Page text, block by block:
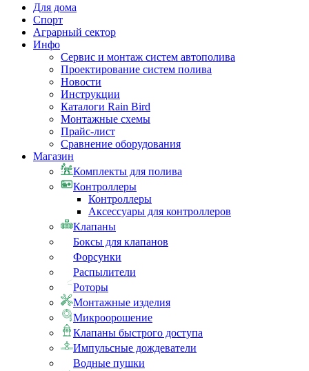
Для дома
Спорт
Аграрный сектор
Инфо
Сервис и монтаж систем автополива
Проектирование систем полива
Новости
Инструкции
Каталоги Rain Bird
Монтажные схемы
Прайс-лист
Сравнение оборудования
Магазин
Комплекты для полива
Контроллеры
Контроллеры
Аксессуары для контроллеров
Клапаны
Боксы для клапанов
Форсунки
Распылители
Роторы
Монтажные изделия
Микроорошение
Клапаны быстрого доступа
Импульсные дождеватели
Водные пушки